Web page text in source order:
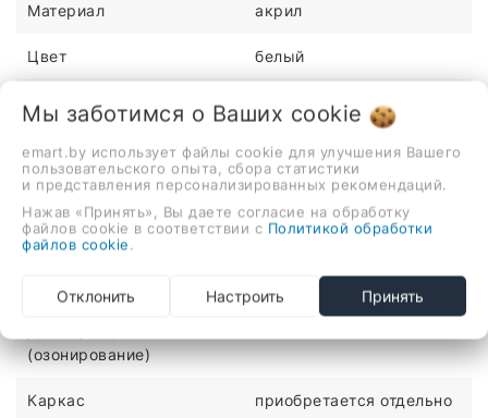
Материал акрил
Цвет белый
Высота
_stockStatus 1
Длина 160см
Ширина 80см
(озонирование)
Каркас приобретается отдельно
Мы заботимся о Ваших cookie
emart.by использует файлы cookie для улучшения Вашего
пользовательского опыта, сбора статистики
и представления персонализированных рекомендаций.
Нажав «Принять», Вы даете согласие на обработку
файлов cookie в соответствии с Политикой обработки
файлов cookie
Отклонить Настроить Принять